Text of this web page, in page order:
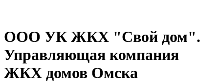
ООО УК ЖКХ "Свой дом".
Управляющая компания
ЖКХ домов Омска